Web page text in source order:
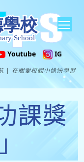
Youtube IG
| 在關愛校園中愉快學習
課獎